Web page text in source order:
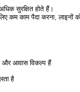
सुरक्षित होते हैं।
कम काम पैदा करना, लाइनों
और आवास विकल्प हैं
है